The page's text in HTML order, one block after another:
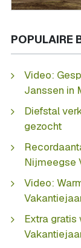
POPULAIRE
Video:
Janssen in
Diefstal
gezocht
Nijmeegse
Video:
Extra